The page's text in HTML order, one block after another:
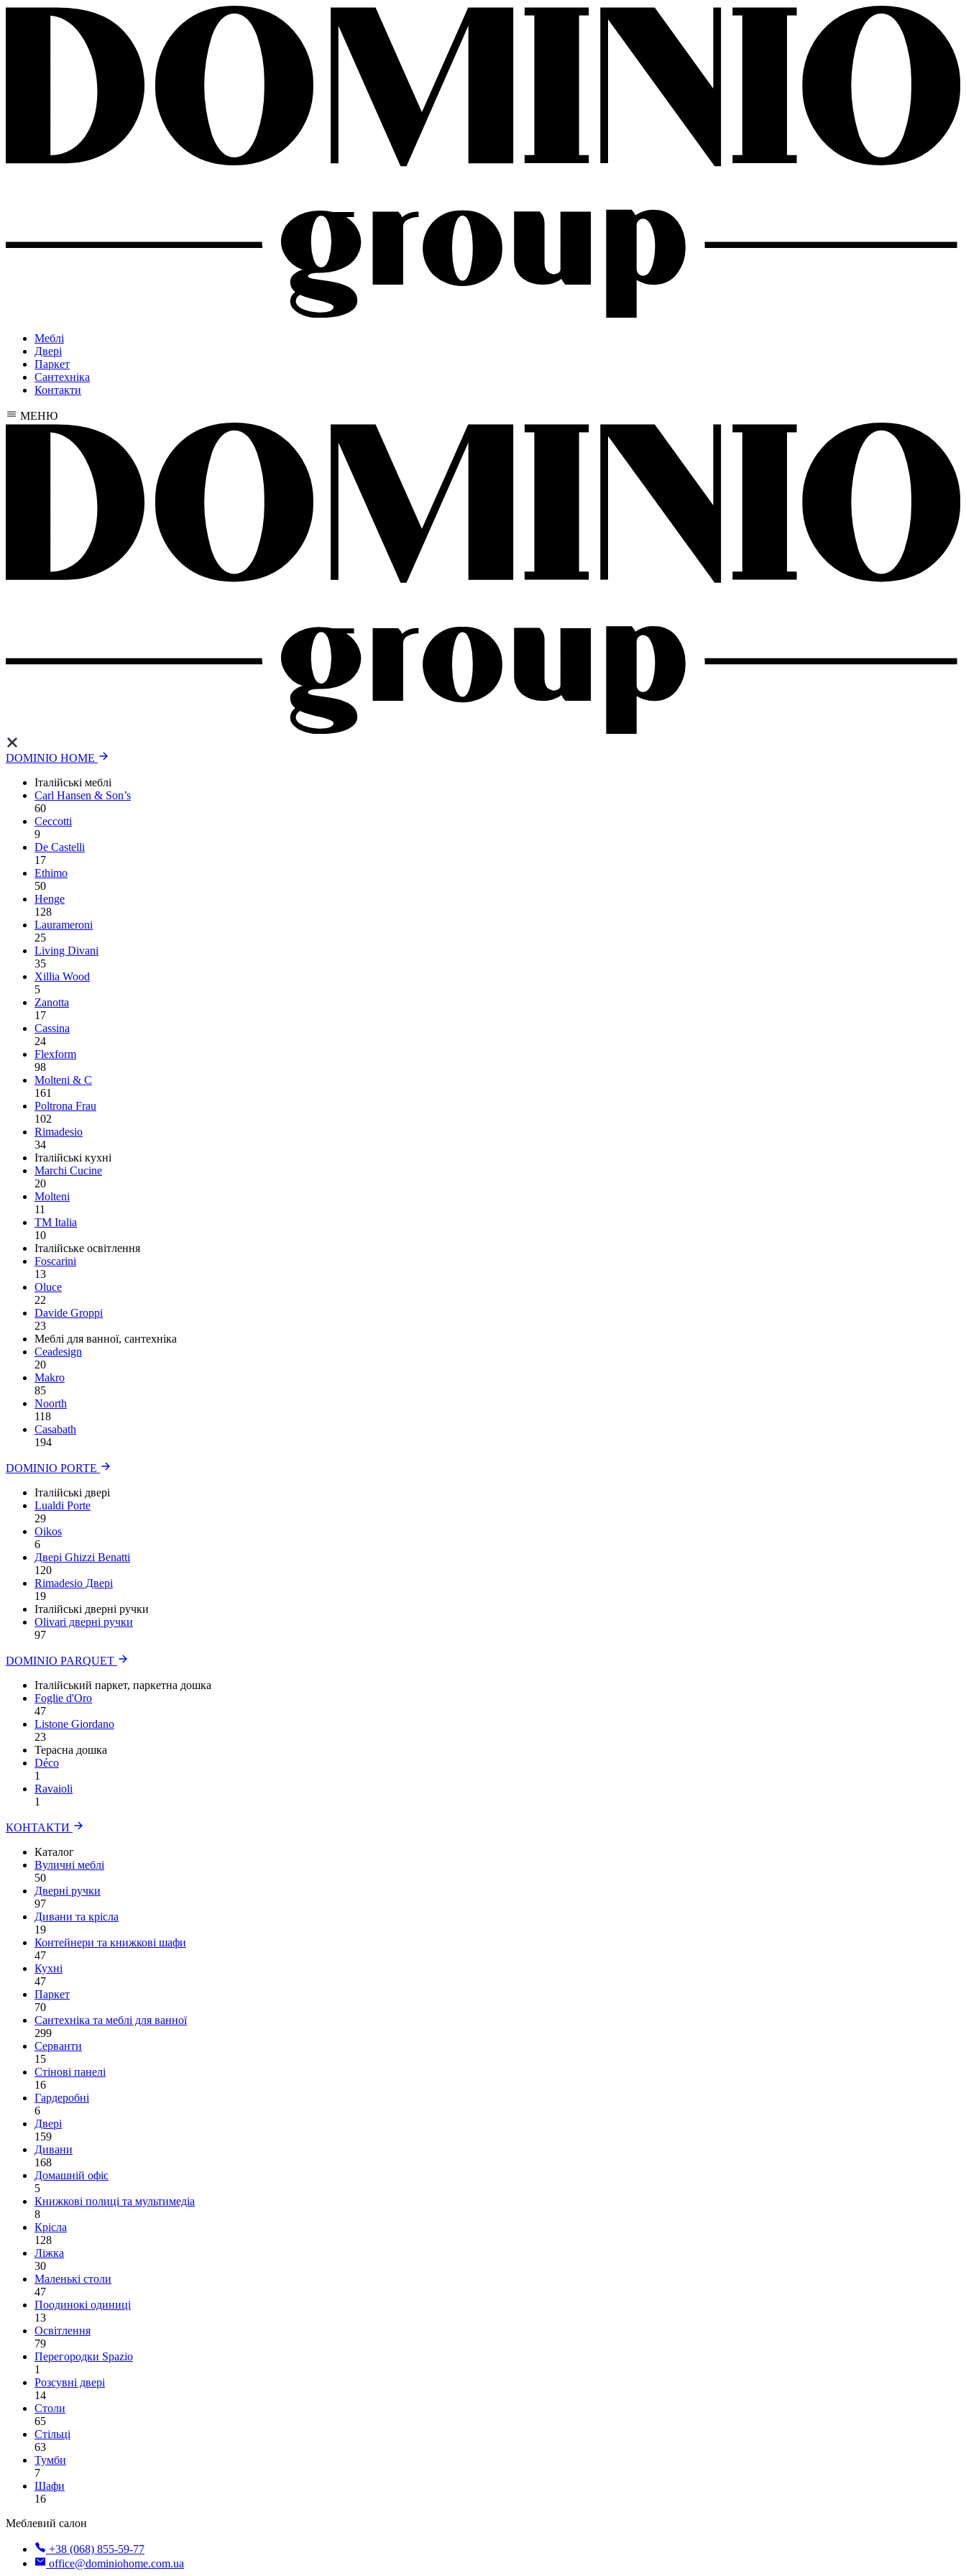
Меблі
Двері
Паркет
Сантехніка
Контакти
МЕНЮ
DOMINIO HOME
Італійські меблі
Carl Hansen & Son’s
60
Ceccotti
9
De Castelli
17
Ethimo
50
Henge
128
Laurameroni
25
Living Divani
35
Xillia Wood
5
Zanotta
17
Cassina
24
Flexform
98
Molteni & C
161
Poltrona Frau
102
Rimadesio
34
Італійські кухні
Marchi Cucine
20
Molteni
11
TM Italia
10
Італійське освітлення
Foscarini
13
Oluce
22
Davide Groppi
23
Меблі для ванної, сантехніка
Ceadesign
20
Makro
85
Noorth
118
Сasabath
194
DOMINIO PORTE
Італійські двері
Lualdi Porte
29
Oikos
6
Двері Ghizzi Benatti
120
Rimadesio Двері
19
Італійські дверні ручки
Olivari дверні ручки
97
DOMINIO PARQUET
Італійський паркет, паркетна дошка
Foglie d'Oro
47
Listone Giordano
23
Терасна дошка
Déco
1
Ravaioli
1
КОНТАКТИ
Каталог
Вуличні меблі
50
Дверні ручки
97
Дивани та крісла
19
Контейнери та книжкові шафи
47
Кухні
47
Паркет
70
Сантехніка та меблі для ванної
299
Серванти
15
Стінові панелі
16
Гардеробні
6
Двері
159
Дивани
168
Домашній офіс
5
Книжкові полиці та мультимедіа
8
Крісла
128
Ліжка
30
Маленькі столи
47
Поодинокі одиниці
13
Освітлення
79
Перегородки Spazio
1
Розсувні двері
14
Столи
65
Стільці
63
Тумби
7
Шафи
16
Меблевий салон
+38 (068) 855-59-77
office@dominiohome.com.ua